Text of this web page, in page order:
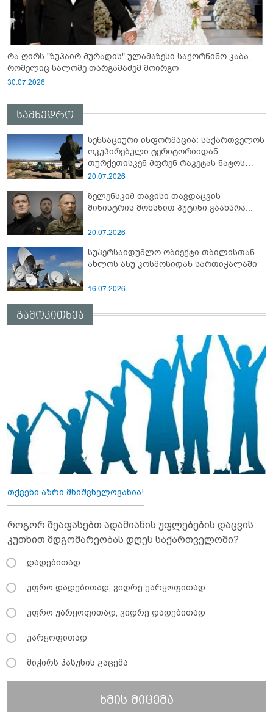
რა ღირს "ზუჰაირ მურადის" ულამაზესი საქორწინო კაბა,
რომელიც სალომე თარგამაძემ მოირგო
30.07.2026
სამხედრო
სენსაციური ინფორმაცია: საქართველოს
ოკუპირებული ტერიტორიიდან
თურქეთისკენ მფრენ რაკეტას ნატოს
სამიტი კინაღამ ჩაუშლია
20.07.2026
ზელენსკიმ თავისი თავდაცვის
მინისტრის მოხსნით პუტინი გაახარა...
20.07.2026
სუპერსაიდუმლო ობიექტი თბილისთან
ახლოს ანუ კოსმოსიდან სართიჭალაში
16.07.2026
გამოკითხვა
თქვენი აზრი მნიშვნელოვანია!
როგორ შეაფასებთ ადამიანის უფლებების დაცვის
კუთხით მდგომარეობას დღეს საქართველოში?
დადებითად
უფრო დადებითად, ვიდრე უარყოფითად
უფრო უარყოფითად, ვიდრე დადებითად
უარყოფითად
მიჭირს პასუხის გაცემა
ხმის მიცემა